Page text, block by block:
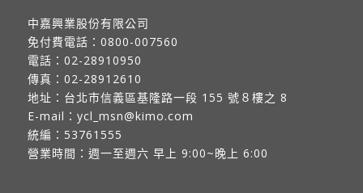
中嘉興業股份有限公司
免付費電話： 0800-007560
電話： 02-28910950
傳真： 02-28912610
地址： 台北市信義區基隆路一段 155 號８樓之 8
E-mail： ycl_msn@kimo.com
統編：53761555
營業時間：週一至週六 早上 9:00~晚上 6:00